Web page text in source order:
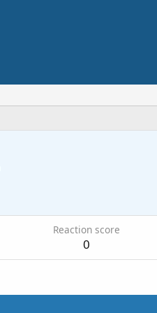
Reaction score
0